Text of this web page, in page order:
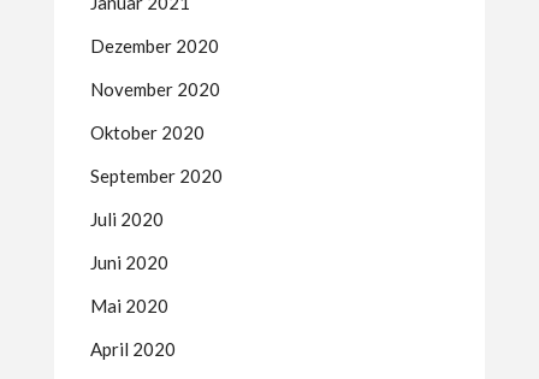
Dezember 2020
November 2020
Oktober 2020
September 2020
Juli 2020
Juni 2020
Mai 2020
April 2020